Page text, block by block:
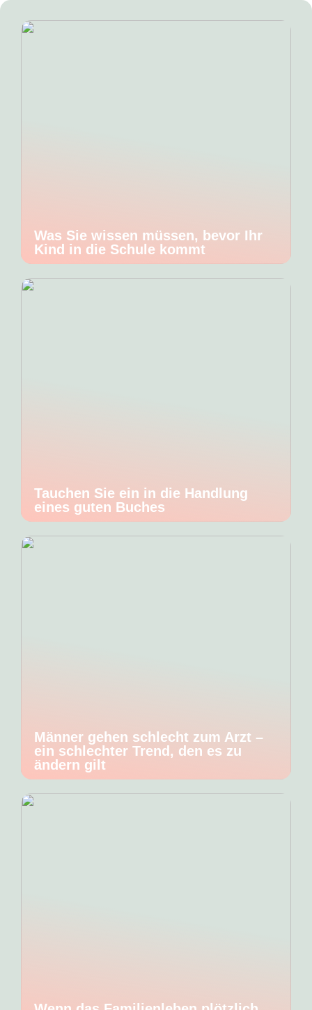
Was Sie wissen müssen, bevor Ihr
Kind in die Schule kommt
Tauchen Sie ein in die Handlung
eines guten Buches
Männer gehen schlecht zum Arzt –
ein schlechter Trend, den es zu
ändern gilt